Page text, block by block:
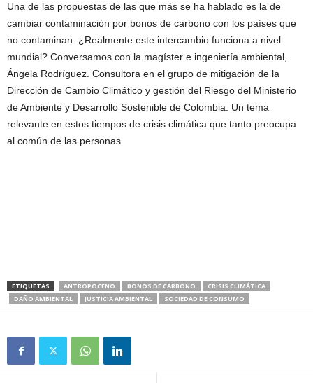
Una de las propuestas de las que más se ha hablado es la de
cambiar contaminación por bonos de carbono con los países que
no contaminan. ¿Realmente este intercambio funciona a nivel
mundial? Conversamos con la magíster e ingeniería ambiental,
Ángela Rodríguez. Consultora en el grupo de mitigación de la
Dirección de Cambio Climático y gestión del Riesgo del Ministerio
de Ambiente y Desarrollo Sostenible de Colombia. Un tema
relevante en estos tiempos de crisis climática que tanto preocupa
al común de las personas.
ETIQUETAS ANTROPOCENO BONOS DE CARBONO
CRISIS CLIMÁTICA
DAÑO AMBIENTAL
JUSTICIA AMBIENTAL SOCIEDAD DE CONSUMO